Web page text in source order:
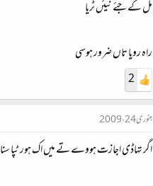
مل کے جئے نیئں ٹریا
راہ رویا تاں ضرور ہوسی
2
جنوری 24، 2009
اگر تہاڈی اجازت ہووے تے میں اک ہور ٹپا